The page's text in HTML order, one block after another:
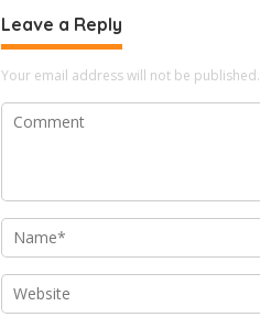
Leave a Reply
Your email address will not be published.